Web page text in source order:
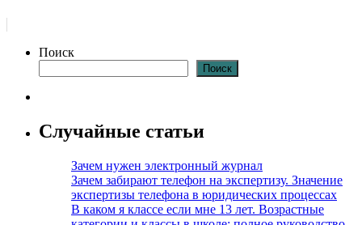
Поиск
Поиск
Случайные статьи
Зачем нужен электронный журнал
Зачем забирают телефон на экспертизу. Значение
экспертизы телефона в юридических процессах
В каком я классе если мне 13 лет. Возрастные